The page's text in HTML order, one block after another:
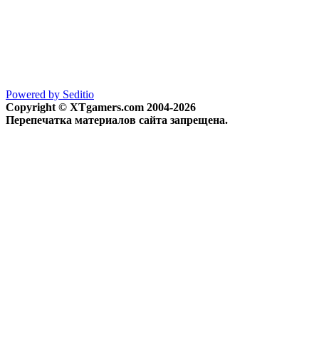
Powered by Seditio
Copyright © XTgamers.com 2004-2026
Перепечатка материалов сайта запрещена.